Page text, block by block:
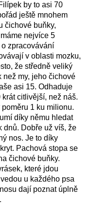
by to asi 70
ještě mnohem
čichové buňky,
nejvíce 5
zpracovávání
v oblasti mozku,
že středně veliký
než my, jeho čichové
asi 15. Odhaduje
citlivější, než náš.
1 ku milionu.
díky němu hledat
dnů. Dobře už víš, že
nos. Je to díky
Pachová stopa se
čichové buňky.
které jdou
u každého psa
dají poznat úplně